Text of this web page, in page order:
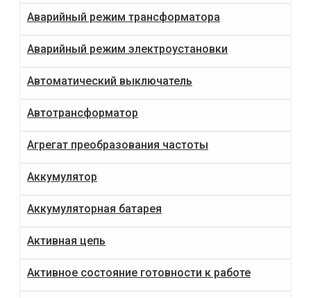
Аварийный режим трансформатора
Аварийный режим электроустановки
Автоматический выключатель
Автотрансформатор
Агрегат преобразования частоты
Аккумулятор
Аккумуляторная батарея
Активная цепь
Активное состояние готовности к работе